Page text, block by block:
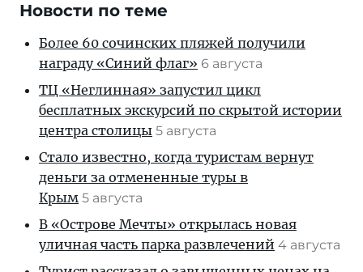
Новости по теме
Более 60 сочинских пляжей получили
награду «Синий флаг» 6 августа
ТЦ «Неглинная» запустил цикл
бесплатных экскурсий по скрытой истории
центра столицы 5 августа
Стало известно, когда туристам вернут
деньги за отмененные туры в
Крым 5 августа
В «Острове Мечты» открылась новая
уличная часть парка развлечений 4 августа